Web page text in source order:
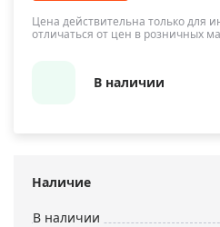
Цена действительна только для
отличаться от цен в розничных
В наличии
Наличие
В наличии